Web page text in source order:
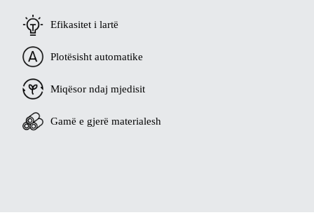
Efikasitet i lartë
Plotësisht automatike
Miqësor ndaj mjedisit
Gamë e gjerë materialesh